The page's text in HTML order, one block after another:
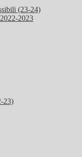
(23-24)
2023
23)